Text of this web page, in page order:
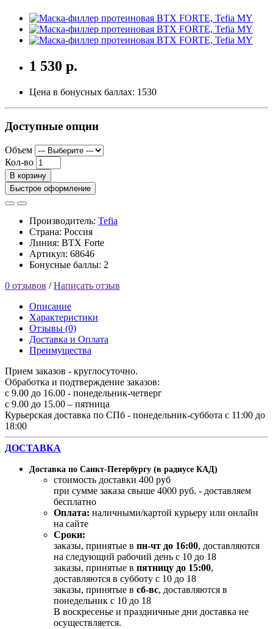
1 530 р.
Цена в бонусных баллах: 1530
Доступные опции
Объем
Кол-во
В корзину
Быстрое оформление
Производитель: Tefia
Страна: Россия
Линия: BTX Forte
Артикул: 68646
Бонусные баллы: 2
0 отзывов /Написать отзыв
Описание
Характеристики
Отзывы (0)
Доставка и Оплата
Преимущества
Прием заказов - круглосуточно.
Обработка и подтверждение заказов:
с 9.00 до 16.00 - понедельник-четверг
с 9.00 до 15.00 – пятница
Курьерская доставка по СПб - понедельник-суббота с 11:00 до
18:00
ДОСТАВКА
Доставка по Санкт-Петербургу (в радиусе КАД)
стоимость доставки 400 руб
при сумме заказа свыше 4000 руб. - доставляем
бесплатно
Оплата: наличными/картой курьеру или онлайн
на сайте
Сроки:
заказы, принятые в пн-чт до 16:00, доставляются
на следующий рабочий день с 10 до 18
заказы, принятые в пятницу до 15:00,
доставляются в субботу с 10 до 18
заказы, принятые в сб-вс, доставляются в
понедельник с 10 до 18
В воскресенье и праздничные дни доставка не
осуществляется.